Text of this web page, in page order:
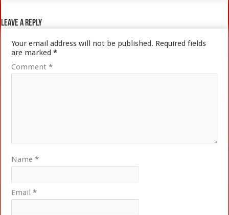
Leave a Reply
Your email address will not be published. Required fields
are marked*
Comment*
Name*
Email*